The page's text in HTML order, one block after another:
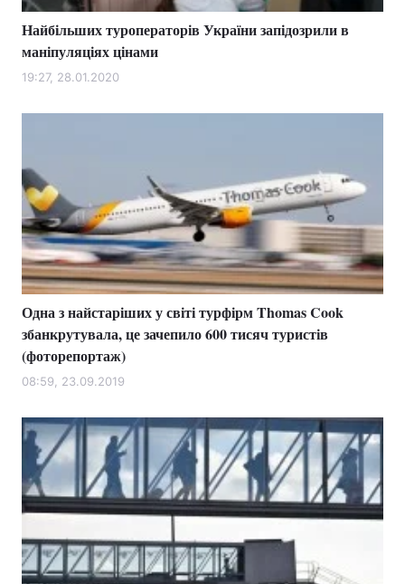
Найбільших туроператорів України запідозрили в
маніпуляціях цінами
19:27, 28.01.2020
Одна з найстаріших у світі турфірм Thomas Cook
збанкрутувала, це зачепило 600 тисяч туристів
(фоторепортаж)
08:59, 23.09.2019